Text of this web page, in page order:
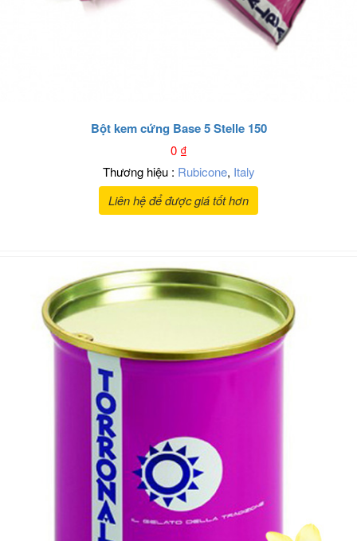
Bột kem cứng Base 5 Stelle 150
0₫
Thương hiệu : Rubicone, Italy
Liên hệ để được giá tốt hơn